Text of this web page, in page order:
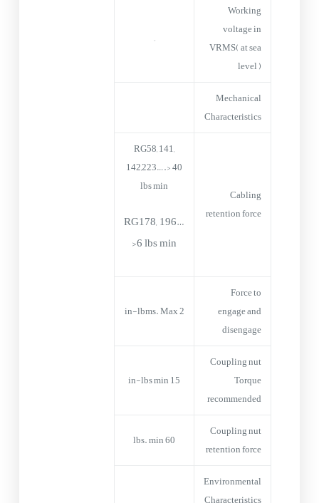
Working
voltage in
VRMS( at sea
level )
–
Mechanical
Characteristics
Cabling
retention force
RG58, 141,
142,223….> 40
lbs min
RG178, 196…
>6 lbs min
Force to
engage and
disengage
2 in-lbms. Max
Coupling nut
Torque
recommended
15 in-lbs min
Coupling nut
retention force
60 lbs. min
Environmental